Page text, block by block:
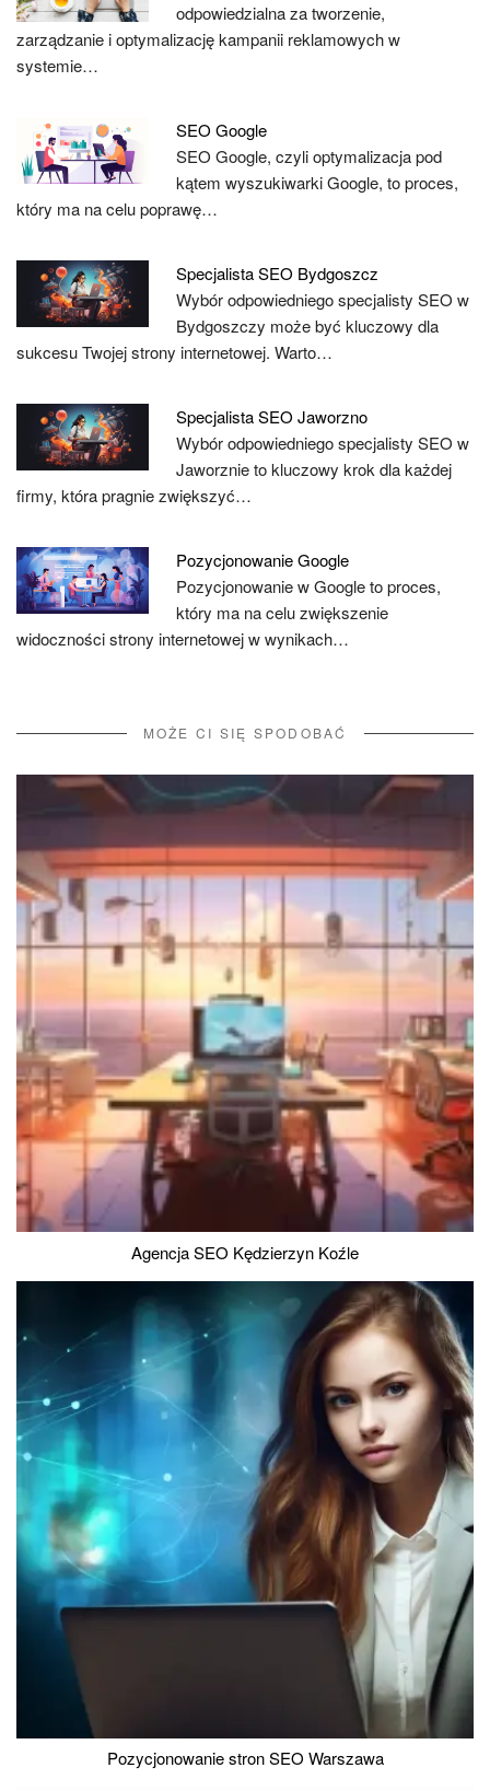
odpowiedzialna za tworzenie,
zarządzanie i optymalizację kampanii reklamowych w
systemie…
SEO Google
SEO Google, czyli optymalizacja pod
kątem wyszukiwarki Google, to proces,
który ma na celu poprawę…
Specjalista SEO Bydgoszcz
Wybór odpowiedniego specjalisty SEO w
Bydgoszczy może być kluczowy dla
sukcesu Twojej strony internetowej. Warto…
Specjalista SEO Jaworzno
Wybór odpowiedniego specjalisty SEO w
Jaworznie to kluczowy krok dla każdej
firmy, która pragnie zwiększyć…
Pozycjonowanie Google
Pozycjonowanie w Google to proces,
który ma na celu zwiększenie
widoczności strony internetowej w wynikach…
MOŻE CI SIĘ SPODOBAĆ
Agencja SEO Kędzierzyn Koźle
Pozycjonowanie stron SEO Warszawa